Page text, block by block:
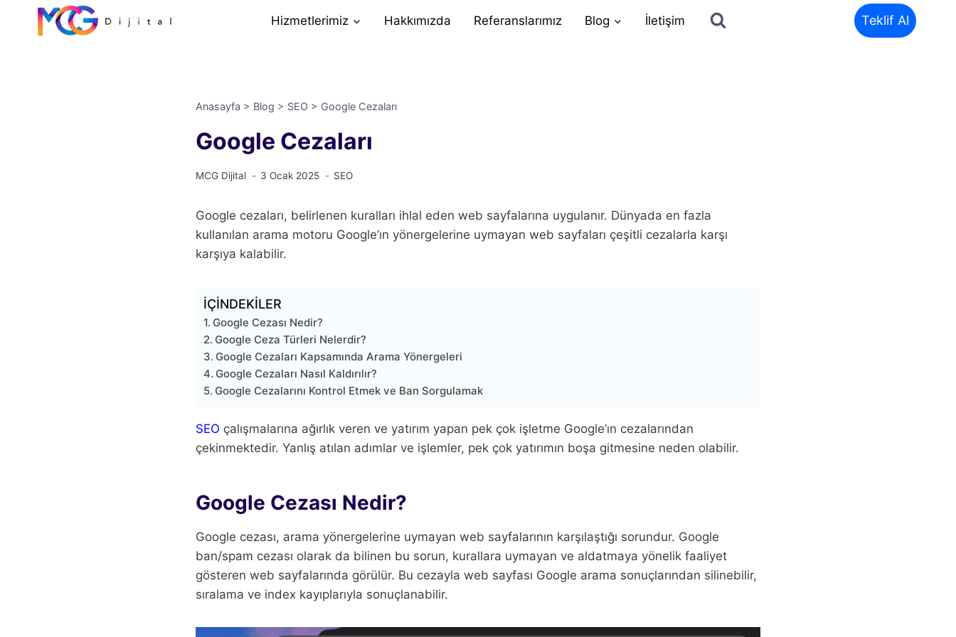
Hizmetlerimiz Hakkımızda Referanslarımız Blog İletişim Teklif Al
Anasayfa > Blog > SEO > Google Cezaları
Google Cezaları
MCG Dijital 3 Ocak 2025 SEO
Google cezaları, belirlenen kuralları ihlal eden web sayfalarına uygulanır. Dünyada en fazla
kullanılan arama motoru Google’ın yönergelerine uymayan web sayfaları çeşitli cezalarla karşı
karşıya kalabilir.
İÇİNDEKİLER
Google Cezası Nedir?
Google Ceza Türleri Nelerdir?
Google Cezaları Kapsamında Arama Yönergeleri
Google Cezaları Nasıl Kaldırılır?
Google Cezalarını Kontrol Etmek ve Ban Sorgulamak
SEO çalışmalarına ağırlık veren ve yatırım yapan pek çok işletme Google’ın cezalarından
çekinmektedir. Yanlış atılan adımlar ve işlemler, pek çok yatırımın boşa gitmesine neden olabilir.
Google Cezası Nedir?
Google cezası, arama yönergelerine uymayan web sayfalarının karşılaştığı sorundur. Google
ban/spam cezası olarak da bilinen bu sorun, kurallara uymayan ve aldatmaya yönelik faaliyet
gösteren web sayfalarında görülür. Bu cezayla web sayfası Google arama sonuçlarından silinebilir,
sıralama ve index kayıplarıyla sonuçlanabilir.